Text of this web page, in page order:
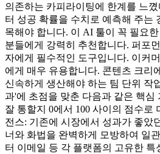
의존하는 카피라이팅에 한계를 느
터 성공 확률을 수치로 예측해 주는
목해야 합니다. 이 AI 툴이 꼭 필요
분들에게 강력히 추천합니다. 퍼포
자에게 필수적인 도구입니다. 이커
에게 매우 유용합니다. 콘텐츠 크리
신속하게 생산해야 하는 팀 단위 작
과'에 초점을 맞춘 다음과 같은 핵심
잘 통할지 0에서 100 사이의 점수로
전스: 기존에 시장에서 성과가 좋았
너와 화법을 완벽하게 모방하여 일
터 이메일 등 각 플랫폼의 고유한